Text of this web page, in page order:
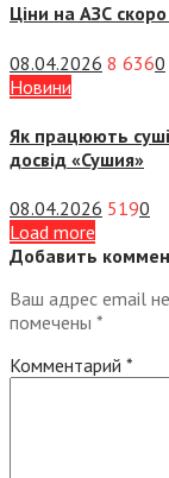
Ціни на АЗС
08.04.2026 8 6360
Новини
Як працюють
досвід «Сушия»
08.04.2026 5190
Load more
Добавить
Ваш адрес email
помечены *
Комментарий *